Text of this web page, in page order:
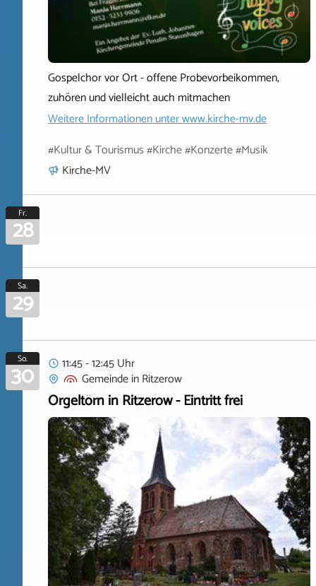
Gospelchor vor Ort - offene Probevorbeikommen,
zuhören und vielleicht auch mitmachen
Weitere Informationen unterwww.kirche-mv.de
#Kultur & Tourismus #Kirche #Konzerte #Musik
Kirche-MV
Fr.
28
Sa.
29
So.
30
11:45 - 12:45 Uhr
GemeindeinRitzerow
Orgeltörn in Ritzerow - Eintritt frei